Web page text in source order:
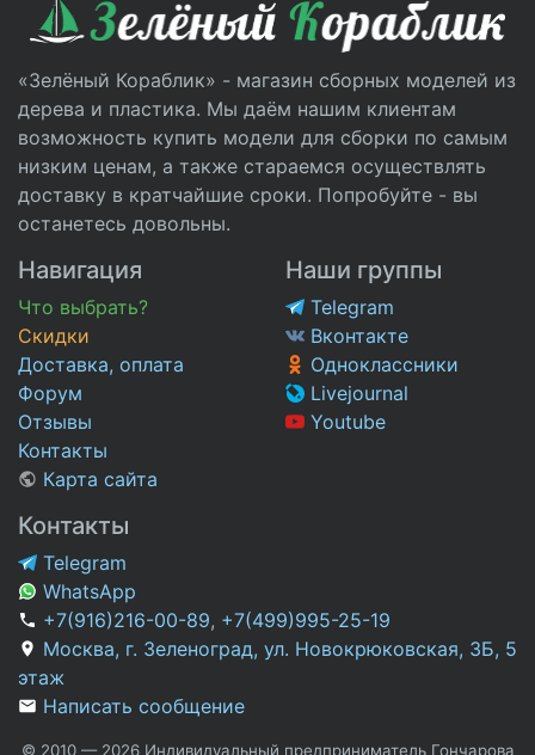
«Зелёный Кораблик» - магазин сборных моделей из
дерева и пластика. Мы даём нашим клиентам
возможность купить модели для сборки по самым
низким ценам, а также стараемся осуществлять
доставку в кратчайшие сроки. Попробуйте - вы
останетесь довольны.
Навигация
Что выбрать?
Скидки
Доставка, оплата
Форум
Отзывы
Контакты
Карта сайта
Наши группы
Telegram
Вконтакте
Одноклассники
Livejournal
Youtube
Контакты
Telegram
WhatsApp
+7(916)216-00-89, +7(499)995-25-19
Москва, г. Зеленоград, ул. Новокрюковская, 3Б, 5
этаж
Написать сообщение
© 2010 — 2026 Индивидуальный предприниматель Гончарова